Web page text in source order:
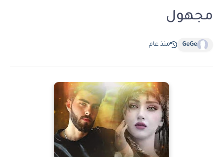
مجهول
GeGe منذ عام